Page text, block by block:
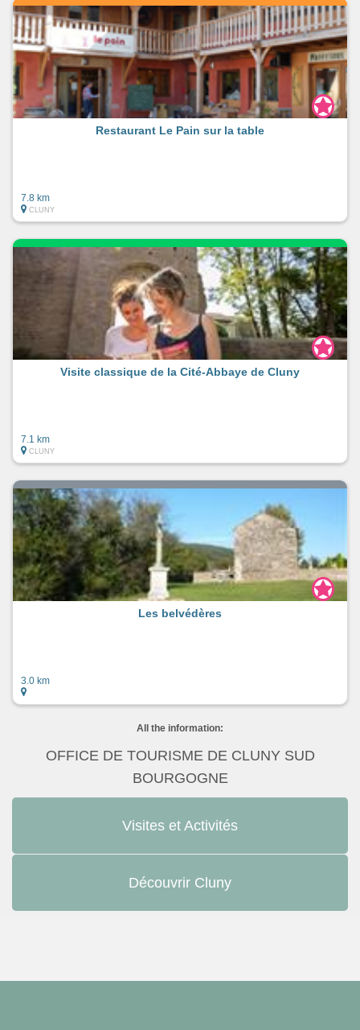
Restaurant Le Pain sur la table
7.8 km
CLUNY
Visite classique de la Cité-Abbaye de Cluny
7.1 km
CLUNY
Les belvédères
3.0 km
All the information:
OFFICE DE TOURISME DE CLUNY SUD
BOURGOGNE
Visites et Activités
Découvrir Cluny